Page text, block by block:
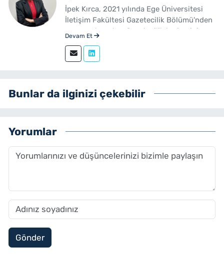
İpek Kırca, 2021 yılında Ege Üniversitesi
İletişim Fakültesi Gazetecilik Bölümü'nden
mezun olmuştur. Gazetecilik kariyerini
yenibakishaber.com bünyesinde muhabir
ve editör olarak görev yapmaktadır.
Devam Et
Bunlar da ilginizi çekebilir
Yorumlar
Gönder